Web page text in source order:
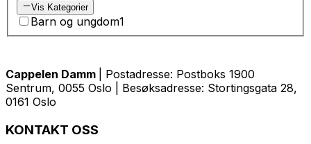
Vis Kategorier
Barn og ungdom1
Cappelen Damm
| Postadresse: Postboks 1900
Sentrum, 0055 Oslo | Besøksadresse: Stortingsgata 28,
0161 Oslo
KONTAKT OSS